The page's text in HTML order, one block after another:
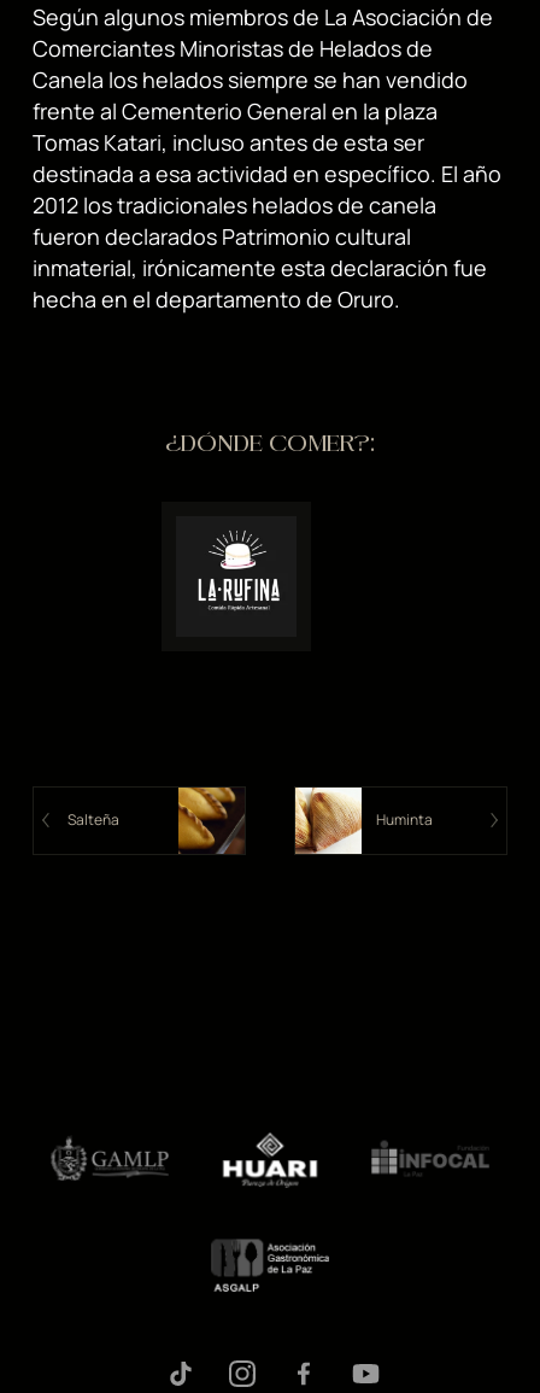
Según algunos miembros de La Asociación de
Comerciantes Minoristas de Helados de
Canela los helados siempre se han vendido
frente al Cementerio General en la plaza
Tomas Katari, incluso antes de esta ser
destinada a esa actividad en específico. El año
2012 los tradicionales helados de canela
fueron declarados Patrimonio cultural
inmaterial, irónicamente esta declaración fue
hecha en el departamento de Oruro.
¿DÓNDE COMER?:
Salteña Huminta